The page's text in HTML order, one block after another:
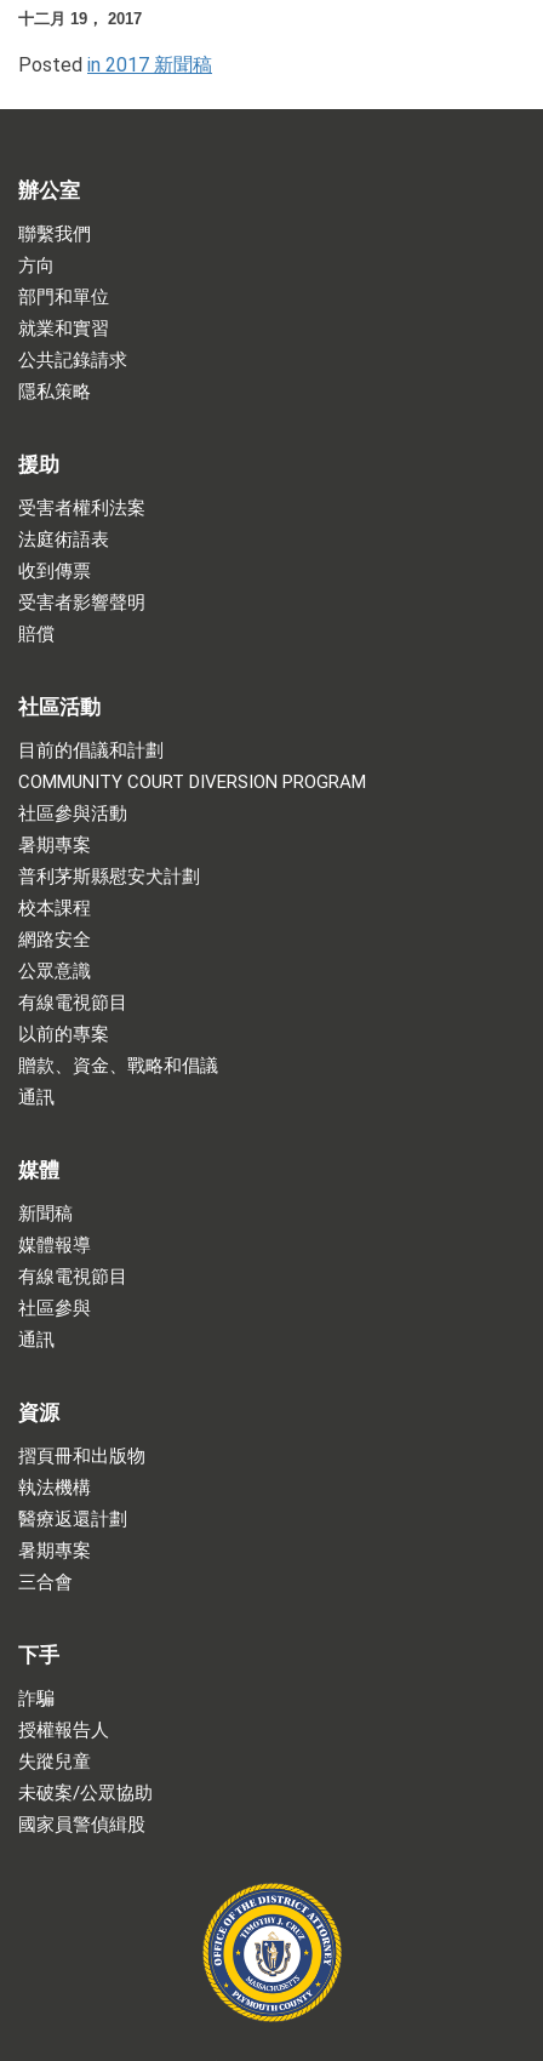
十二月 19， 2017
Posted in 2017 新聞稿
辦公室
聯繫我們
方向
部門和單位
就業和實習
公共記錄請求
隱私策略
援助
受害者權利法案
法庭術語表
收到傳票
受害者影響聲明
賠償
社區活動
目前的倡議和計劃
COMMUNITY COURT DIVERSION PROGRAM
社區參與活動
暑期專案
普利茅斯縣慰安犬計劃
校本課程
網路安全
公眾意識
有線電視節目
以前的專案
贈款、資金、戰略和倡議
通訊
媒體
新聞稿
媒體報導
有線電視節目
社區參與
通訊
資源
摺頁冊和出版物
執法機構
醫療返還計劃
暑期專案
三合會
下手
詐騙
授權報告人
失蹤兒童
未破案/公眾協助
國家員警偵緝股